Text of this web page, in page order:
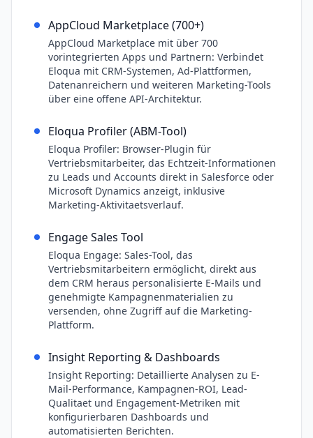
AppCloud Marketplace (700+)
AppCloud Marketplace mit über 700
vorintegrierten Apps und Partnern: Verbindet
Eloqua mit CRM-Systemen, Ad-Plattformen,
Datenanreichern und weiteren Marketing-Tools
über eine offene API-Architektur.
Eloqua Profiler (ABM-Tool)
Eloqua Profiler: Browser-Plugin für
Vertriebsmitarbeiter, das Echtzeit-Informationen
zu Leads und Accounts direkt in Salesforce oder
Microsoft Dynamics anzeigt, inklusive
Marketing-Aktivitaetsverlauf.
Engage Sales Tool
Eloqua Engage: Sales-Tool, das
Vertriebsmitarbeitern ermöglicht, direkt aus
dem CRM heraus personalisierte E-Mails und
genehmigte Kampagnenmaterialien zu
versenden, ohne Zugriff auf die Marketing-
Plattform.
Insight Reporting & Dashboards
Insight Reporting: Detaillierte Analysen zu E-
Mail-Performance, Kampagnen-ROI, Lead-
Qualitaet und Engagement-Metriken mit
konfigurierbaren Dashboards und
automatisierten Berichten.